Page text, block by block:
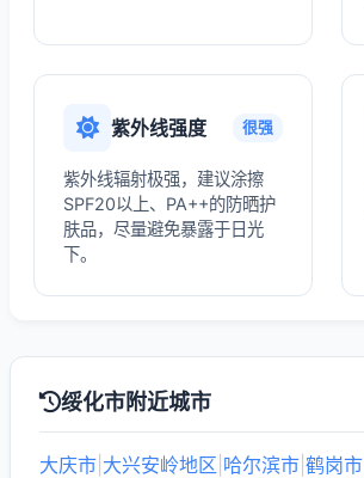
紫外线强度 很强
紫外线辐射极强，建议涂擦
SPF20以上、PA++的防晒护
肤品，尽量避免暴露于日光
下。
绥化市附近城市
大庆市 大兴安岭地区 哈尔滨市 鹤岗市